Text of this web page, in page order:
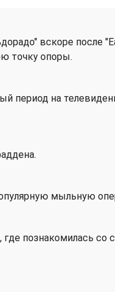
вскоре после
точку опоры.
период на
мыльную
где познакомилась